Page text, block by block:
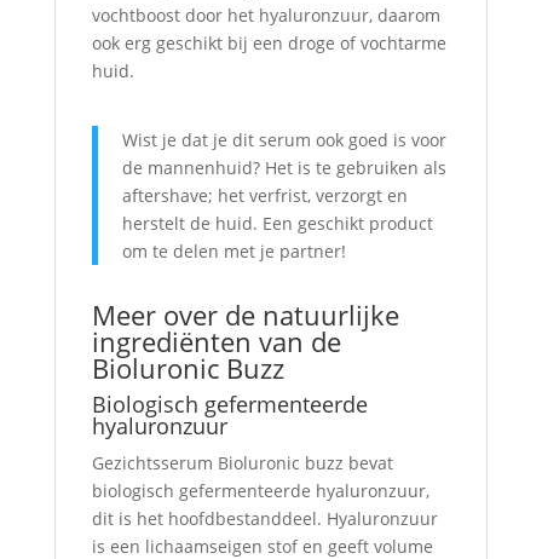
vochtboost door het hyaluronzuur, daarom
ook erg geschikt bij een droge of vochtarme
huid.
Wist je dat je dit serum ook goed is voor
de mannenhuid? Het is te gebruiken als
aftershave; het verfrist, verzorgt en
herstelt de huid. Een geschikt product
om te delen met je partner!
Meer over de natuurlijke
ingrediënten van de
Bioluronic Buzz
Biologisch gefermenteerde
hyaluronzuur
Gezichtsserum Bioluronic buzz bevat
biologisch gefermenteerde hyaluronzuur,
dit is het hoofdbestanddeel. Hyaluronzuur
is een lichaamseigen stof en geeft volume